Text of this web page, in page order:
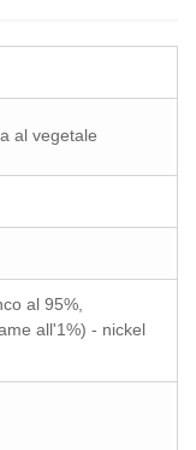
al vegetale
al 95%,
all'1%) - nickel